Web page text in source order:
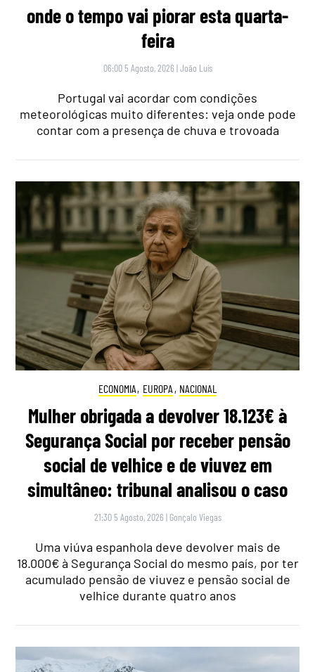
onde o tempo vai piorar esta quarta-
feira
06:00 5 Agosto, 2026 |João Luís
Portugal vai acordar com condições
meteorológicas muito diferentes: veja onde pode
contar com a presença de chuva e trovoada
ECONOMIA, EUROPA , NACIONAL
Mulher obrigada a devolver 18.123€ à
Segurança Social por receber pensão
social de velhice e de viuvez em
simultâneo: tribunal analisou o caso
21:30 5 Agosto, 2026 | Gonçalo Viegas
Uma viúva espanhola deve devolver mais de
18.000€ à Segurança Social do mesmo país, por ter
acumulado pensão de viuvez e pensão social de
velhice durante quatro anos